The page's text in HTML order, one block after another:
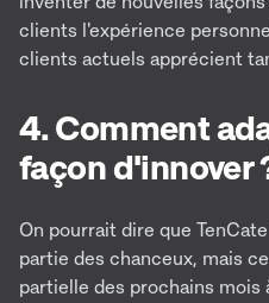
clients l'expérience
clients actuels apprécient
4. Comment
façon d'innover
On pourrait dire que
partie des chanceux, mais
partielle des prochains mois